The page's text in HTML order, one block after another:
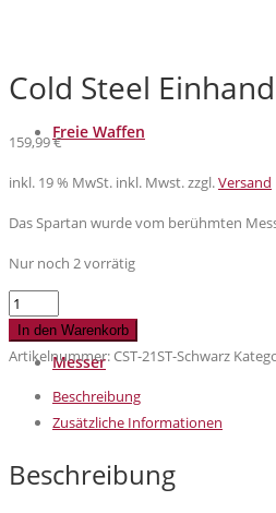
Freie Waffen
Messer
Cold Steel
159,99€
inkl. 19 % MwSt. inkl. Mwst. zzgl.Versand
Das Spartan wurde vom berühmten
Nur noch 2 vorrätig
Cold
Steel
Einhandmesser
-
In den Warenkorb
Artikelnummer:CST-21ST-Schwarz
Beschreibung
Zusätzliche Informationen
Beschreibung